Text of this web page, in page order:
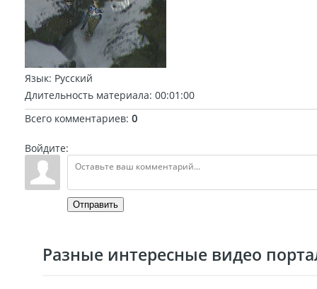
Язык: Русский
Длительность материала: 00:01:00
Всего комментариев: 0
Войдите:
Отправить
Разные интересные видео